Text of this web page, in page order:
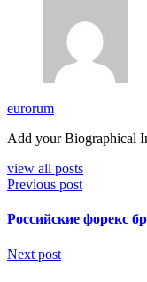
eurorum
Add your Biographical
view all posts
Previous post
Российские форекс
Next post